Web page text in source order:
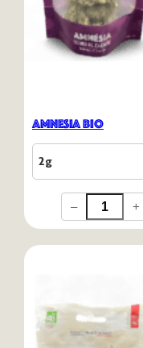
Amnesia Bio
2g
– +